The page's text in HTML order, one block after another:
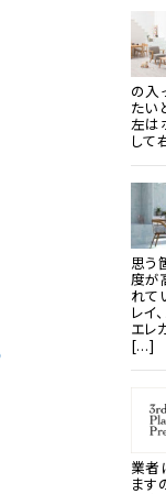
の入
たい
左は
して
思う
度が
れて
レイ
エレ
[...]
業者
ます